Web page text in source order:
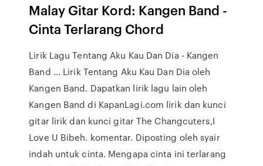
Malay Gitar Kord: Kangen Band -
Cinta Terlarang Chord
Lirik Lagu Tentang Aku Kau Dan Dia - Kangen
Band ... Lirik Tentang Aku Kau Dan Dia oleh
Kangen Band. Dapatkan lirik lagu lain oleh
Kangen Band di KapanLagi.com lirik dan kunci
gitar lirik dan kunci gitar The Changcuters,I
Love U Bibeh. komentar. Diposting oleh syair
indah untuk cinta. Mengapa cinta ini terlarang